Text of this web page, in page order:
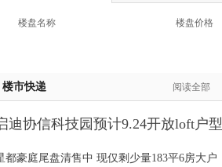
胡先生:150****0731
蒋女士:186****7681
陈先生:159****3332
楼盘名称 楼盘价格
楼市快递 阅读全部
迪协信科技园预计9.24开放loft户型
都豪庭尾盘清售中 现仅剩少量183平6房大户